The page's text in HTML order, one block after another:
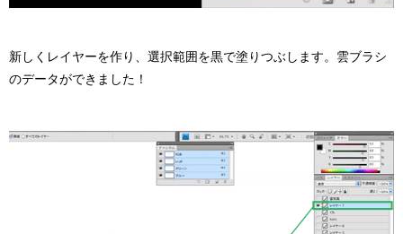
新しくレイヤーを作り、選択範囲を黒で塗りつぶします。雲ブラシ
のデータができました！